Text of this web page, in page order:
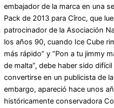
embajador de la marca en una
Pack de 2013 para Cîroc, que
patrocinador de la Asociación
los años 90, cuando Ice Cube
más rápido” y “Pon a tu jimmy
de malta”, debe haber sido
convertirse en un publicista de
embargo, apareció hace unos
históricamente conservadora